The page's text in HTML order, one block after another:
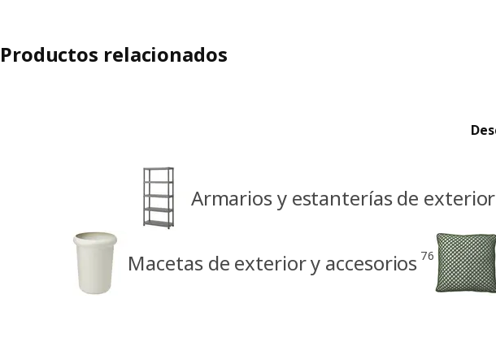
Productos relacionados
Armarios y estanterías de exterior
Macetas de exterior y accesorios 76